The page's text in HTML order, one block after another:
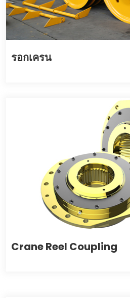
รอกเครน
Crane Reel Coupling